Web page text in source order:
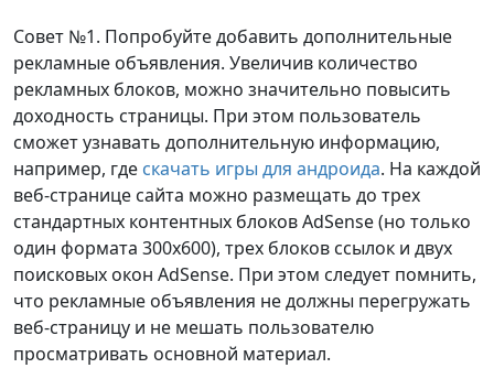
Совет №1. Попробуйте добавить дополнительные
рекламные объявления. Увеличив количество
рекламных блоков, можно значительно повысить
доходность страницы. При этом пользователь
сможет узнавать дополнительную информацию,
например, где скачать игры для андроида. На каждой
веб-странице сайта можно размещать до трех
стандартных контентных блоков AdSense (но только
один формата 300x600), трех блоков ссылок и двух
поисковых окон AdSense. При этом следует помнить,
что рекламные объявления не должны перегружать
веб-страницу и не мешать пользователю
просматривать основной материал.